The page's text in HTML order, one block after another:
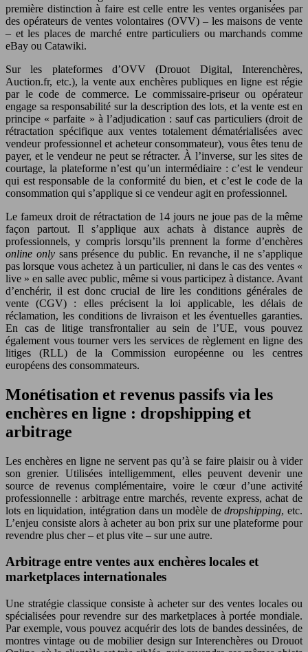
première distinction à faire est celle entre les ventes organisées par
des opérateurs de ventes volontaires (OVV) – les maisons de vente
– et les places de marché entre particuliers ou marchands comme
eBay ou Catawiki.
Sur les plateformes d’OVV (Drouot Digital, Interenchères,
Auction.fr, etc.), la vente aux enchères publiques en ligne est régie
par le code de commerce. Le commissaire-priseur ou opérateur
engage sa responsabilité sur la description des lots, et la vente est en
principe « parfaite » à l’adjudication : sauf cas particuliers (droit de
rétractation spécifique aux ventes totalement dématérialisées avec
vendeur professionnel et acheteur consommateur), vous êtes tenu de
payer, et le vendeur ne peut se rétracter. À l’inverse, sur les sites de
courtage, la plateforme n’est qu’un intermédiaire : c’est le vendeur
qui est responsable de la conformité du bien, et c’est le code de la
consommation qui s’applique si ce vendeur agit en professionnel.
Le fameux droit de rétractation de 14 jours ne joue pas de la même
façon partout. Il s’applique aux achats à distance auprès de
professionnels, y compris lorsqu’ils prennent la forme d’enchères
online onlysans présence du public. En revanche, il ne s’applique
pas lorsque vous achetez à un particulier, ni dans le cas des ventes «
live » en salle avec public, même si vous participez à distance. Avant
d’enchérir, il est donc crucial de lire les conditions générales de
vente (CGV) : elles précisent la loi applicable, les délais de
réclamation, les conditions de livraison et les éventuelles garanties.
En cas de litige transfrontalier au sein de l’UE, vous pouvez
également vous tourner vers les services de règlement en ligne des
litiges (RLL) de la Commission européenne ou les centres
européens des consommateurs.
Monétisation et revenus passifs via les
enchères en ligne : dropshipping et
arbitrage
Les enchères en ligne ne servent pas qu’à se faire plaisir ou à vider
son grenier. Utilisées intelligemment, elles peuvent devenir une
source de revenus complémentaire, voire le cœur d’une activité
professionnelle : arbitrage entre marchés, revente express, achat de
lots en liquidation, intégration dans un modèle dedropshipping, etc.
L’enjeu consiste alors à acheter au bon prix sur une plateforme pour
revendre plus cher – et plus vite – sur une autre.
Arbitrage entre ventes aux enchères locales et
marketplaces internationales
Une stratégie classique consiste à acheter sur des ventes locales ou
spécialisées pour revendre sur des marketplaces à portée mondiale.
Par exemple, vous pouvez acquérir des lots de bandes dessinées, de
montres vintage ou de mobilier design sur Interenchères ou Drouot